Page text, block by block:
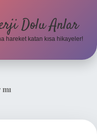
Dolu Anlar
hareket katan kısa hikayeler!